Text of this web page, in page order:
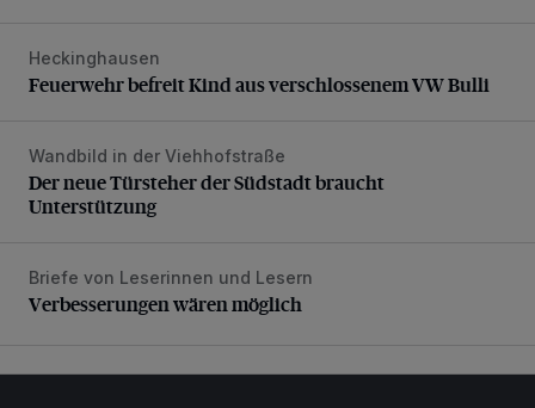
Feuerwehr befreit Kind aus verschlossenem VW Bulli
Heckinghausen
Feuerwehr befreit Kind aus verschlossenem VW Bulli
Der neue Türsteher der Südstadt braucht Unterstützung
Wandbild in der Viehhofstraße
Der neue Türsteher der Südstadt braucht
Unterstützung
Verbesserungen wären möglich
Briefe von Leserinnen und Lesern
Verbesserungen wären möglich